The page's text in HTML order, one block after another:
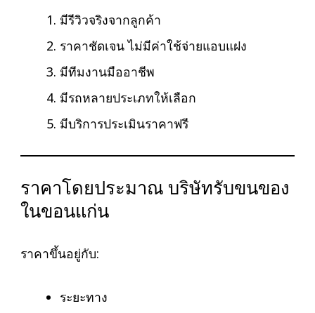
มีรีวิวจริงจากลูกค้า
ราคาชัดเจน ไม่มีค่าใช้จ่ายแอบแฝง
มีทีมงานมืออาชีพ
มีรถหลายประเภทให้เลือก
มีบริการประเมินราคาฟรี
ราคาโดยประมาณ บริษัทรับขนของ
ในขอนแก่น
ราคาขึ้นอยู่กับ:
ระยะทาง